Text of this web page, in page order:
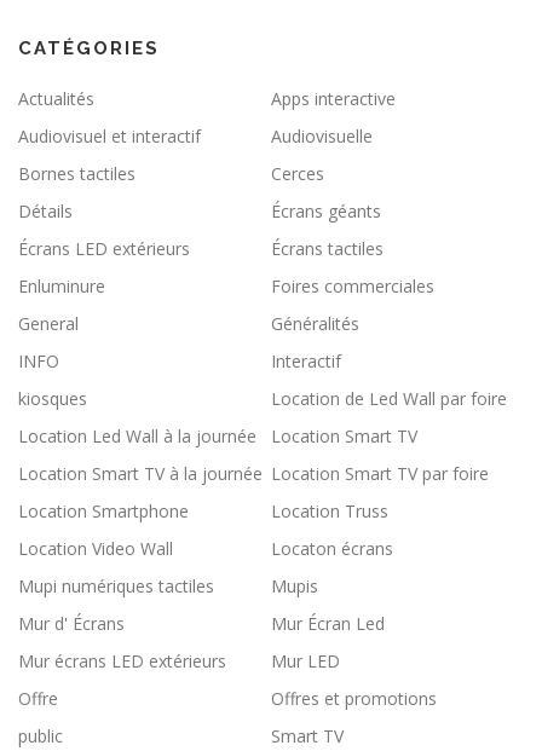
CATÉGORIES
Actualités
Apps interactive
Audiovisuel et interactif
Audiovisuelle
Bornes tactiles
Cerces
Détails
Écrans géants
Écrans LED extérieurs
Écrans tactiles
Enluminure
Foires commerciales
General
Généralités
INFO
Interactif
kiosques
Location de Led Wall par foire
Location Led Wall à la journée
Location Smart TV
Location Smart TV à la journée Location Smart TV par foire
Location Smartphone
Location Truss
Location Video Wall
Locaton écrans
Mupi numériques tactiles
Mupis
Mur d' Écrans
Mur Écran Led
Mur écrans LED extérieurs
Mur LED
Offre
Offres et promotions
public
Smart TV